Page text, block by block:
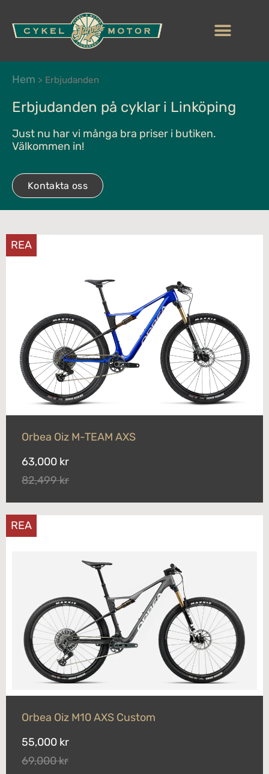
Hem > Erbjudanden
Erbjudanden på cyklar i Linköping
Just nu har vi många bra priser i butiken.
Välkommen in!
Kontakta oss
REA
Orbea Oiz M-TEAM AXS
63,000 kr
82,499 kr
REA
Orbea Oiz M10 AXS Custom
55,000 kr
69,000 kr